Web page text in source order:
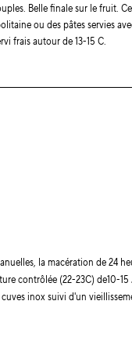
ou des pâtes servies
frais autour de 13-15 C.
la macération de 24
contrôlée (22-23C) de10-15
inox suivi d'un